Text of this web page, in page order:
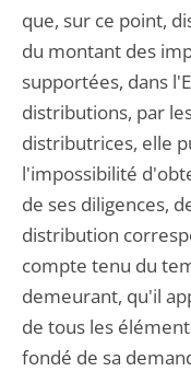
que, sur ce point,
du montant des
supportées, dans
distributions, par
distributrices, elle
l'impossibilité
de ses diligences,
distribution
compte tenu du
demeurant, qu'il
de tous les
fondé de sa